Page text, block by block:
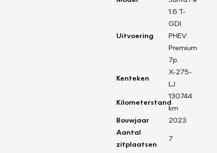
Uitvoering
1.6 T-
GDI
PHEV
Premium
7p.
Kenteken
X-275-
LJ
Kilometerstand
130744
km
Bouwjaar
2023
Aantal
zitplaatsen
7